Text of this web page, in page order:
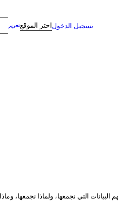
تسجيل الدخولاختر الموقعتحرير
التي نجمعها، ولماذا نجمعها،